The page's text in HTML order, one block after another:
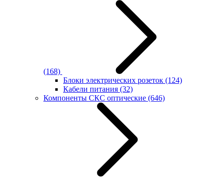
(168)
Блоки электрических розеток (124)
Кабели питания (32)
Компоненты СКС оптические (646)